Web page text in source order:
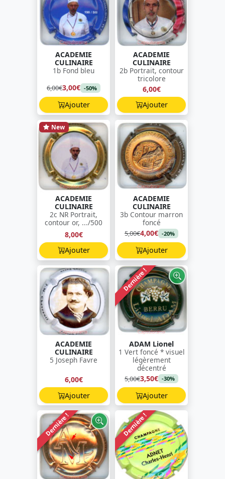
ACADEMIE
CULINAIRE
1b Fond bleu
6,00€3,00€ -50%
Ajouter
ACADEMIE
CULINAIRE
2b Portrait, contour
tricolore
6,00€
Ajouter
New
ACADEMIE
CULINAIRE
2c NR Portrait,
contour or, .../500
8,00€
Ajouter
ACADEMIE
CULINAIRE
3b Contour marron
foncé
5,00€4,00€ -20%
Ajouter
ACADEMIE
CULINAIRE
5 Joseph Favre
6,00€
Ajouter
Dernière !
ADAM Lionel
1 Vert foncé * visuel
légèrement
décentré
5,00€3,50€ -30%
Ajouter
Dernière ! Dernière !